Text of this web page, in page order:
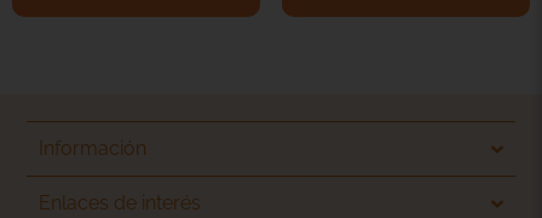
Información
Enlaces de interés